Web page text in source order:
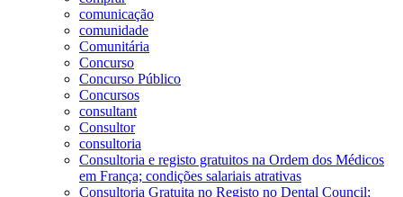
comunicação
comunidade
Comunitária
Concurso
Concurso Público
Concursos
consultant
Consultor
consultoria
Consultoria e registo gratuitos na Ordem dos Médicos
em França; condições salariais atrativas
Consultoria Gratuita no Registo no Dental Council;